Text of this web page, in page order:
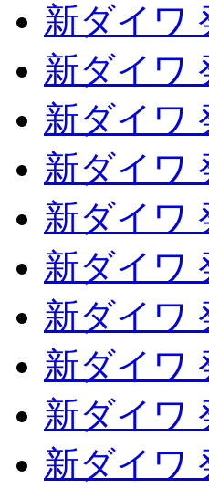
新ダイ
新ダイワ
新ダイ
新ダイワ
新ダイワ
新ダイ
新ダイワ
新ダイ
新ダイ
新ダイ